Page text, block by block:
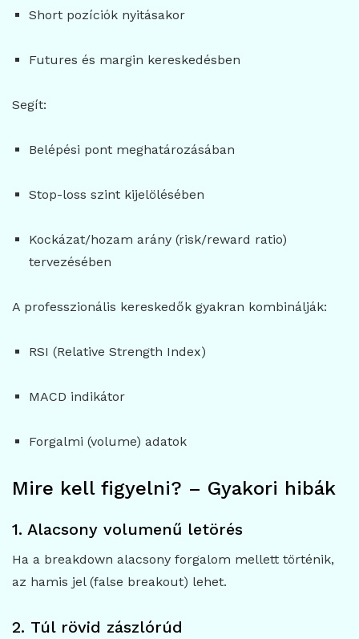
Short pozíciók nyitásakor
Futures és margin kereskedésben
Segít:
Belépési pont meghatározásában
Stop-loss szint kijelölésében
Kockázat/hozam arány (risk/reward ratio)
tervezésében
A professzionális kereskedők gyakran kombinálják:
RSI (Relative Strength Index)
MACD indikátor
Forgalmi (volume) adatok
Mire kell figyelni? – Gyakori hibák
1. Alacsony volumenű letörés
Ha a breakdown alacsony forgalom mellett történik,
az hamis jel (false breakout) lehet.
2. Túl rövid zászlórúd